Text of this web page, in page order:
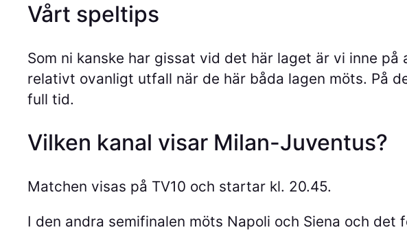
Vårt speltips
Som ni kanske har gissat vid det här laget är vi inne
relativt ovanligt utfall när de här båda lagen möts. På
full tid.
Vilken kanal visar Milan-Juventus?
Matchen visas på TV10 och startar kl. 20.45.
I den andra semifinalen möts Napoli och Siena och